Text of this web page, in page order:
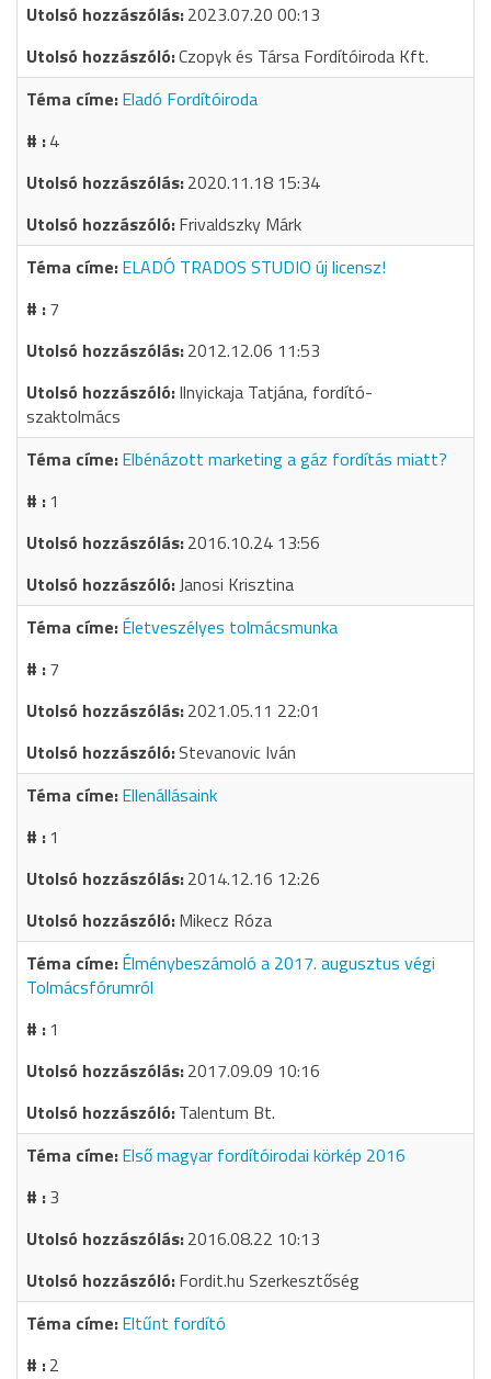
2023.07.20 00:13
Czopyk és Társa Fordítóiroda Kft.
Eladó Fordítóiroda
4
2020.11.18 15:34
Frivaldszky Márk
ELADÓ TRADOS STUDIO új licensz!
7
2012.12.06 11:53
Ilnyickaja Tatjána, fordító-
szaktolmács
Elbénázott marketing a gáz fordítás miatt?
1
2016.10.24 13:56
Janosi Krisztina
Életveszélyes tolmácsmunka
7
2021.05.11 22:01
Stevanovic Iván
Ellenállásaink
1
2014.12.16 12:26
Mikecz Róza
Élménybeszámoló a 2017. augusztus végi
Tolmácsfórumról
1
2017.09.09 10:16
Talentum Bt.
Első magyar fordítóirodai körkép 2016
3
2016.08.22 10:13
Fordit.hu Szerkesztőség
Eltűnt fordító
2